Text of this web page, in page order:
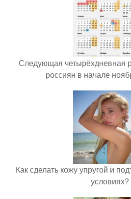
Следующая четырёхдневная
россиян в начале
Как сделать кожу упругой и
условиях?